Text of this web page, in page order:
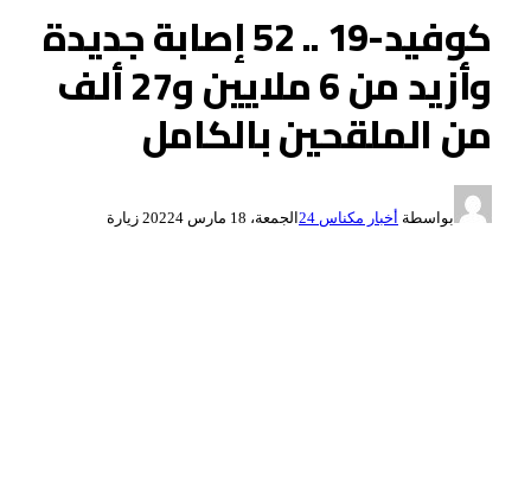
كوفيد-19 .. 52 إصابة جديدة
وأزيد من 6 ملايين و27 ألف
من الملقحين بالكامل
بواسطة أخبار مكناس 24 الجمعة، 18 مارس 2022 4 زيارة